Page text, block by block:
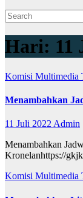
Hari: 11
Komisi Multimedia
Menambahkan
11 Juli 2022Admin
Menambahkan
Kronelanhttps://
Komisi Multimedia